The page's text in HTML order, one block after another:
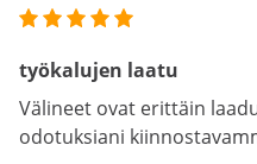
työkalujen laatu
Välineet ovat erittäin
odotuksiani